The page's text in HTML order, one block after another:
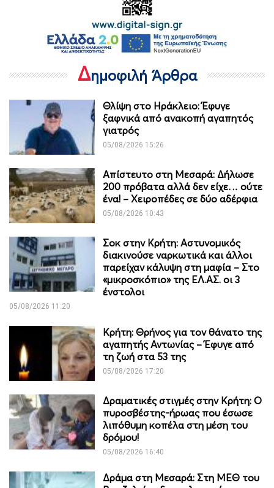
Δημοφιλή Άρθρα
Θλίψη στο Ηράκλειο: Έφυγε
ξαφνικά από ανακοπή αγαπητός
γιατρός
05/08/2026 15:26
Απίστευτο στη Μεσαρά: Δήλωσε
200 πρόβατα αλλά δεν είχε… ούτε
ένα! – Χειροπέδες σε δύο αδέρφια
05/08/2026 10:43
Σοκ στην Κρήτη: Αστυνομικός
διακινούσε ναρκωτικά και άλλοι
παρείχαν κάλυψη στη μαφία – Στο
«μικροσκόπιο» της ΕΛ.ΑΣ. οι 3
ένστολοι
05/08/2026 11:20
Κρήτη: Θρήνος για τον θάνατο της
αγαπητής Αντωνίας – Έφυγε από
τη ζωή στα 53 της
05/08/2026 17:20
Δραματικές στιγμές στην Κρήτη: Ο
πυροσβέστης-ήρωας που έσωσε
λιπόθυμη κοπέλα στη μέση του
δρόμου!
05/08/2026 16:40
Δράμα στη Μεσαρά: Στη ΜΕΘ του